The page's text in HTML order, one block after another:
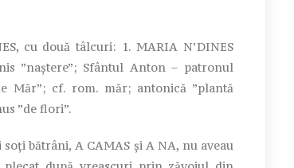
cu două tâlcuri: 1. MARIA N’DINES
”naștere”; Sfântul Anton – patronul
Măr”; cf. rom. măr; antonică ”plantă
”de flori”.
bătrâni, A CAMAS și A NA, nu aveau